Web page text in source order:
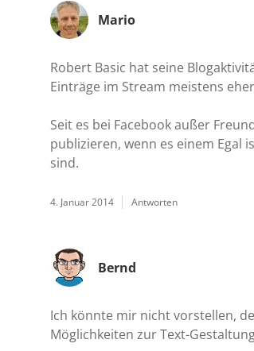
Mario
Robert Basic hat seine
Einträge im Stream meistens
Seit es bei Facebook außer
publizieren, wenn es einem Egal
sind.
4. Januar 2014 Antworten
Bernd
Ich könnte mir nicht vorstellen,
Möglichkeiten zur Text-